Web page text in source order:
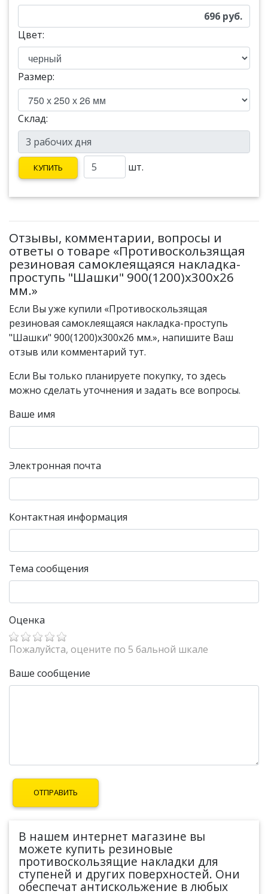
696 руб.
Цвет:
Размер:
Склад:
КУПИТЬ шт.
Отзывы, комментарии, вопросы и
ответы о товаре «Противоскользящая
резиновая самоклеящаяся накладка-
проступь "Шашки" 900(1200)х300х26
мм.»
Если Вы уже купили «Противоскользящая
резиновая самоклеящаяся накладка-проступь
"Шашки" 900(1200)х300х26 мм.», напишите Ваш
отзыв или комментарий тут.
Если Вы только планируете покупку, то здесь
можно сделать уточнения и задать все вопросы.
Ваше имя
Электронная почта
Контактная информация
Тема сообщения
Оценка
Пожалуйста, оцените по 5 бальной шкале
Ваше сообщение
В нашем интернет магазине вы
можете купить резиновые
противоскользящие накладки для
ступеней и других поверхностей. Они
обеспечат антискольжение в любых